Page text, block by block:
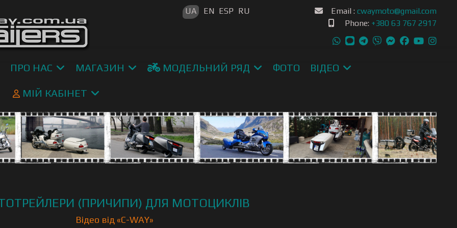
Email : cwaymoto@gmail.com
Phone: +380 63 767 2917
Оберіть свою мову
UA EN ESP RU
ПРО НАС МАГАЗИН МОДЕЛЬНИЙ РЯД ФОТО ВІДЕО
МІЙ КАБІНЕТ
(ПРИЧИПИ) ДЛЯ МОТОЦИКЛІВ
Відео від «С-WAY»